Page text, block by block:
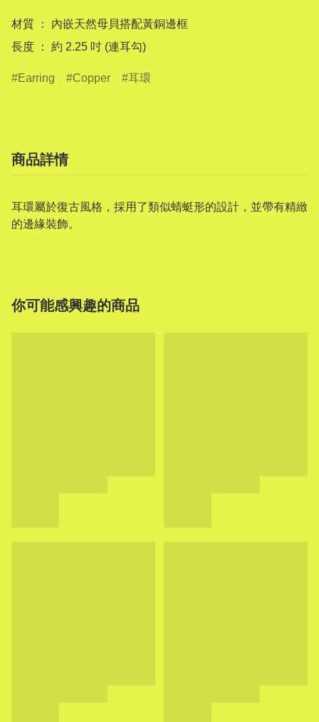
材質 ： 內嵌天然母貝搭配黃銅邊框
Earring Copper 耳環
商品詳情
耳環屬於復古風格，採用了類似蜻蜓形的設計，並帶有精緻
的邊緣裝飾。
你可能感興趣的商品